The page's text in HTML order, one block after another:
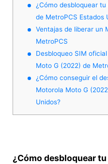
¿Cómo desbloquear
de MetroPCS Estados
Ventajas de liberar un
MetroPCS
Desbloqueo SIM
Moto G (2022) de
¿Cómo conseguir el
Motorola Moto G
Unidos?
¿Cómo desbloquear